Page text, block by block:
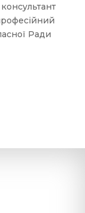
Ради